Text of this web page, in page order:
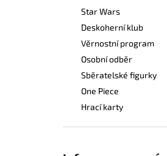
Star Wars
Deskoherní klub
Věrnostní program
Osobní odběr
Sběratelské figurky
One Piece
Hrací karty